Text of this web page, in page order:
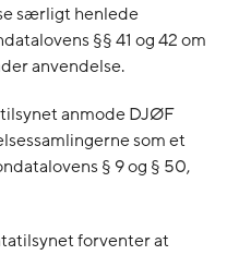
særligt henlede
§§ 41 og 42 om
anvendelse.
anmode DJØF
som et
§ 9 og § 50,
forventer at